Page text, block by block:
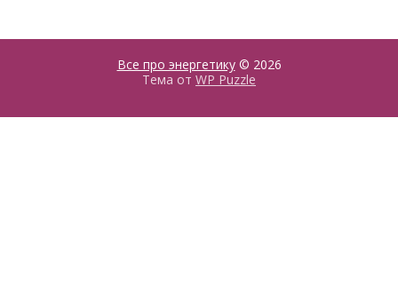
Все про энергетику© 2026
Тема от WP Puzzle